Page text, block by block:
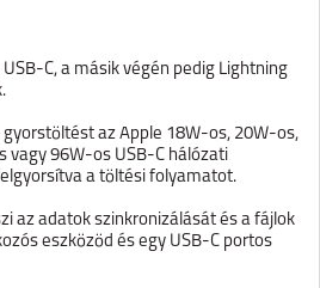
USB-C, a másik végén pedig Lightning
gyorstöltést az Apple 18W-os, 20W-os,
vagy 96W-os USB-C hálózati
a töltési folyamatot.
az adatok szinkronizálását és a fájlok
eszközöd és egy USB-C portos